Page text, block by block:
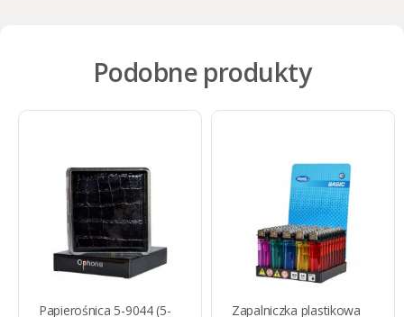
Podobne produkty
Papierośnica 5-9044 (5- Zapalniczka plastikowa